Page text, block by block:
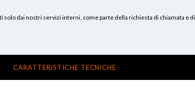
solo dai nostri servizi interni, come parte della richiesta di chiamata e
CARATTERISTICHE TECNICHE